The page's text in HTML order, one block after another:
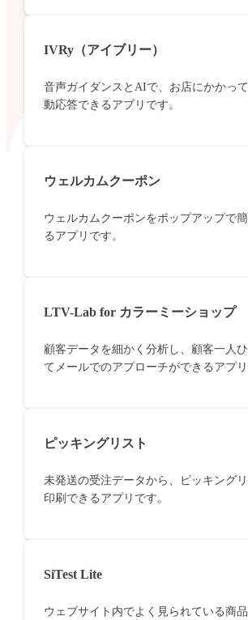
IVRy（アイブリー）
音声ガイダンスとAIで、お店にかかっ
動応答できるアプリです。
ウェルカムクーポン
ウェルカムクーポンをポップアップで
るアプリです。
LTV-Lab for カラーミーショップ
顧客データを細かく分析し、顧客一人
てメールでのアプローチができるアプリ
ピッキングリスト
未発送の受注データから、ピッキング
印刷できるアプリです。
SiTest Lite
ウェブサイト内でよく見られている商